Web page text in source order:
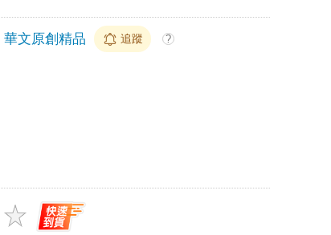
華文原創精品 追蹤 ?